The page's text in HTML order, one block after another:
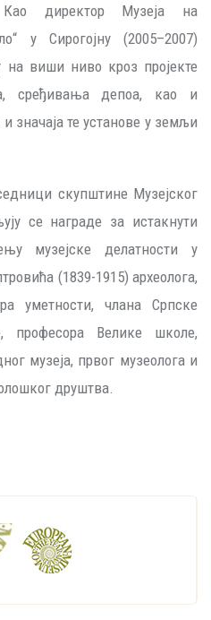
Као директор Музеја на
у Сирогојну (2005–2007)
на виши ниво кроз пројекте
сређивања депоа, као и
значаја те установе у земљи
скупштине Музејског
се награде за истакнути
музејске делатности у
(1839-1915) археолога,
уметности, члана Српске
професора Велике школе,
музеја, првог музеолога и
друштва.